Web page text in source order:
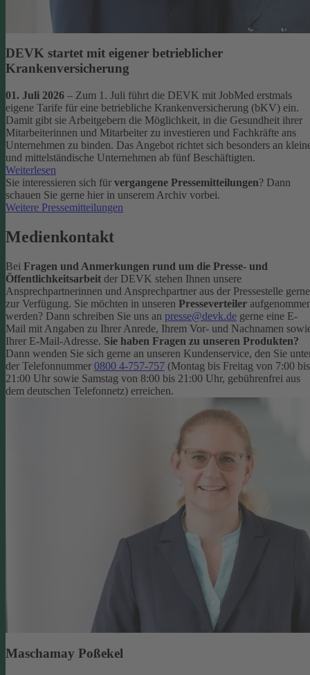
DEVK startet mit eigener betrieblicher
Krankenversicherung
01. Juli 2026 – Zum 1. Juli führt die DEVK mit JobMed erstmals
eigene Tarife für eine betriebliche Krankenversicherung (bKV) ein.
Damit gibt sie Arbeitgebern die Möglichkeit, in die Gesundheit ihrer
Mitarbeiterinnen und Mitarbeiter zu investieren und Fachkräfte ans
Unternehmen zu binden. Das Angebot richtet sich besonders an
und mittelständische Unternehmen ab fünf Beschäftigten.
Weiterlesen
Sie interessieren sich für vergangene Pressemitteilungen? Dann
schauen Sie gerne hier in unserem Archiv vorbei.
Weitere Pressemitteilungen
Medienkontakt
Bei Fragen und Anmerkungen rund um die Presse- und
Öffentlichkeitsarbeit der DEVK stehen Ihnen unsere
Ansprechpartnerinnen und Ansprechpartner aus der Pressestelle gerne
zur Verfügung. Sie möchten in unseren Presseverteiler
werden? Dann schreiben Sie uns an presse@devk.de gerne eine E-
Mail mit Angaben zu Ihrer Anrede, Ihrem Vor- und Nachnamen
Ihrer E-Mail-Adresse. Sie haben Fragen zu unseren Produkten?
Dann wenden Sie sich gerne an unseren Kundenservice, den Sie
der Telefonnummer 0800 4-757-757 (Montag bis Freitag von 7:00 bis
21:00 Uhr sowie Samstag von 8:00 bis 21:00 Uhr, gebührenfrei aus
dem deutschen Telefonnetz) erreichen.
Maschamay Poßekel